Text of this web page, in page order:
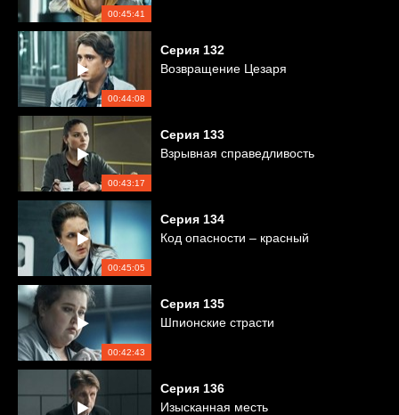
00:45:41
00:44:08
Серия 132
Возвращение Цезаря
00:43:17
Серия 133
Взрывная справедливость
00:45:05
Серия 134
Код опасности – красный
00:42:43
Серия 135
Шпионские страсти
Серия 136
Изысканная месть